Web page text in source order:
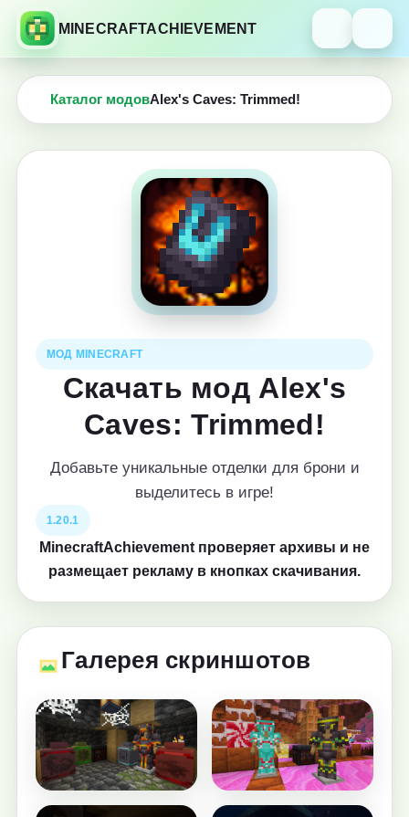
MINECRAFTACHIEVEMENT
Каталог модовAlex's Caves: Trimmed!
МОД MINECRAFT
Скачать мод Alex's
Caves: Trimmed!
Добавьте уникальные отделки для брони и
выделитесь в игре!
1.20.1
MinecraftAchievement проверяет архивы и не
размещает рекламу в кнопках скачивания.
Галерея скриншотов